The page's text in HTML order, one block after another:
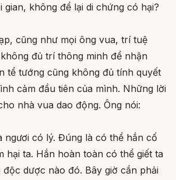
không để lại di chứng có hại?
cũng như mọi ông vua, trí tuệ
đủ trí thông minh để nhận
tể tướng cũng không đủ tính quyết
cảm đầu tiên của mình. Những lời
nhà vua dao động. Ông nói:
ngươi có lý. Đúng là có thể hắn cố
hại ta. Hắn hoàn toàn có thể giết ta
dược nào đó. Bây giờ cần phải